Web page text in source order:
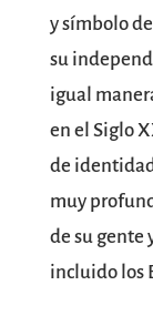
y símbolo
su
igual
en el Siglo
de
muy
de su gente
incluido los